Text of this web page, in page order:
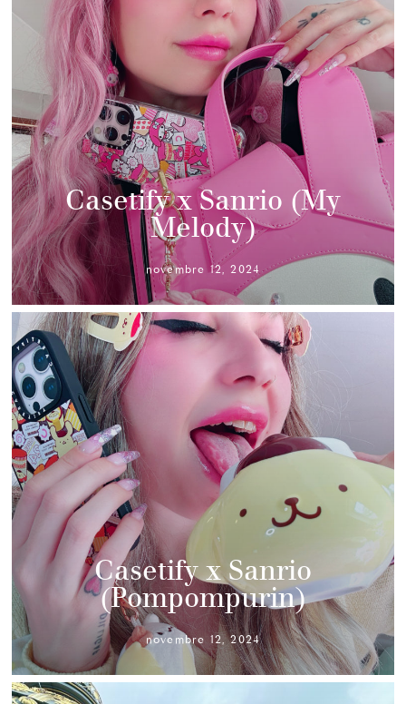
Casetify x Sanrio (My
Melody)
novembre 12, 2024
Casetify x Sanrio
(Pompompurin)
novembre 12, 2024